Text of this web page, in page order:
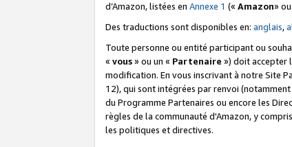
d’Amazon, listées en Annexe 1 (« Amazon»
Des traductions sont disponibles en: anglais,
Toute personne ou entité participant ou
« vous» ou un « Partenaire ») doit accepter
modification. En vous inscrivant à notre Site
12), qui sont intégrées par renvoi
du Programme Partenaires ou encore les
règles de la communauté d'Amazon, y
les politiques et directives.